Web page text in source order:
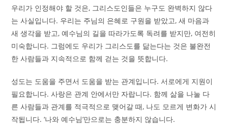
우리가 인정해야 할 것은, 그리스도인들은 누구도 완벽하지 않다
는 사실입니다. 우리는 주님의 은혜로 구원을 받았고, 새 마음과
새 생각을 받고, 예수님의 길을 따라가도록 독려를 받지만, 여전히
미숙합니다. 그럼에도 우리가 그리스도를 닮는다는 것은 불완전
한 사람들과 지속적으로 함께 걷는 것을 뜻합니다.
성도는 도움을 주면서 도움을 받는 관계입니다. 서로에게 지원이
필요합니다. 사랑은 관계 안에서만 자랍니다. 함께 삶을 나눌 다
른 사람들과 관계를 적극적으로 맺어갈 때, 나도 모르게 변화가 시
작됩니다. ‘나와 예수님’만으로는 충분하지 않습니다.